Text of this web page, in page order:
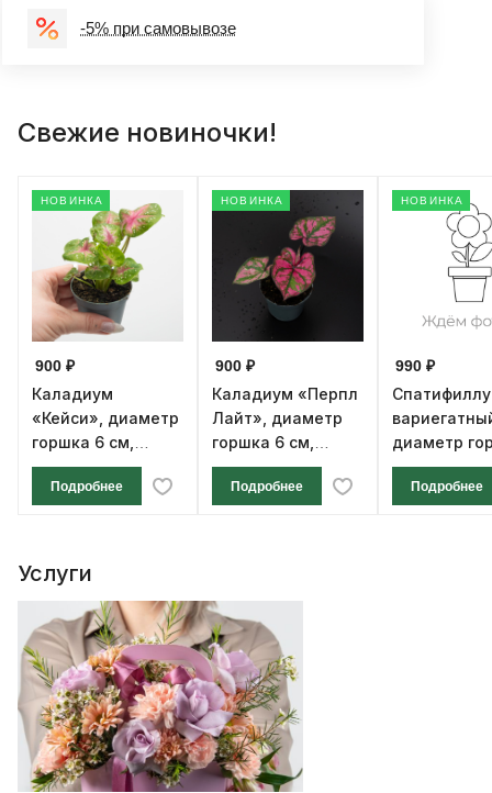
-5% при самовывозе
Свежие новиночки!
НОВИНКА
900 ₽
Каладиум
«Кейси», диаметр
горшка 6 см,
высота 12 см
Подробнее
НОВИНКА
900 ₽
Каладиум «Перпл
Лайт», диаметр
горшка 6 см,
высота 12 см
Подробнее
НОВИНКА
990 ₽
диаметр
см, высота
Подробнее
Услуги